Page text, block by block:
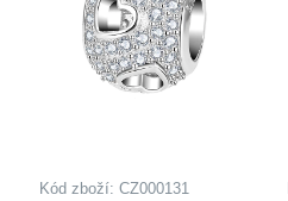
Kód zboží: CZ000131